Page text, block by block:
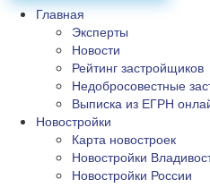
Главная
Эксперты
Новости
Рейтинг застройщиков
Недобросовестные
Выписка из ЕГРН
Новостройки
Карта новостроек
Новостройки
Новостройки России